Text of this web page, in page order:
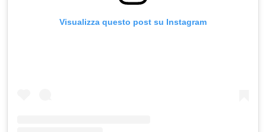
Visualizza questo post su Instagram